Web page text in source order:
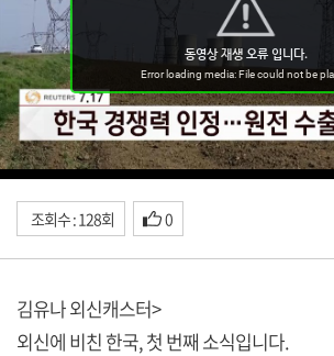
조회수 : 128회 0
김유나 외신캐스터>
외신에 비친 한국, 첫 번째 소식입니다.